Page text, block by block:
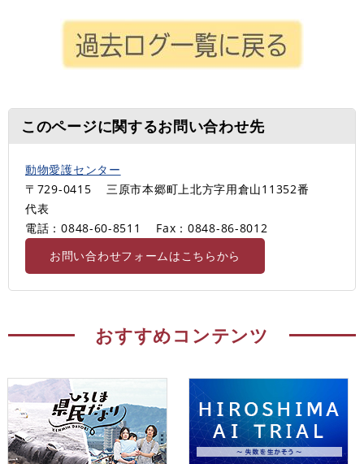
このページに関するお問い合わせ先
動物愛護センター
〒729-0415
三原市本郷町上北方字用倉山11352番
代表
電話：0848-60-8511
Fax：0848-86-8012
お問い合わせフォームはこちらから
おすすめコンテンツ